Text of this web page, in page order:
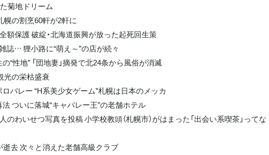
菊地ドリーム
幌の割烹60軒が2軒に
全額保護 破綻・北海道振興が放った起死回生策
誌… 狸小路に“萌え～”の店が続々
“性地” 「団地妻」摘発で北24条から風俗が消滅
光の栄枯盛衰
ロバレー “H系美少女ゲーム”札幌は日本のメッカ
法 ついに落城“キャバレー王”の老舗ホテル
わいせつ写真を投稿 小学校教頭（札幌市）がはまった「出会い系喫茶」ってな
逝去 次々と消えた老舗高級クラブ